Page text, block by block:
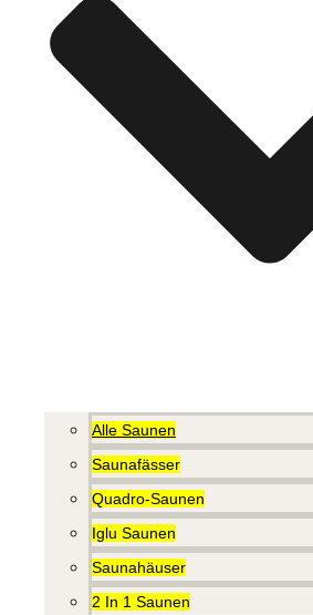
Alle Saunen
Saunafässer
Quadro-Saunen
Iglu Saunen
Saunahäuser
2 In 1 Saunen